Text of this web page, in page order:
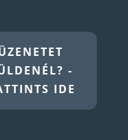
-
IDE